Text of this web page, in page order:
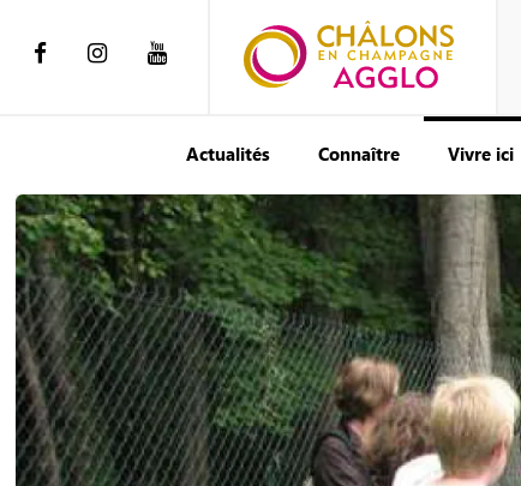
Actualités Connaître Vivre ici